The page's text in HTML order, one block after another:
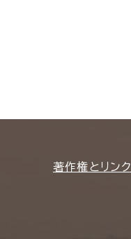
著作権とリンク